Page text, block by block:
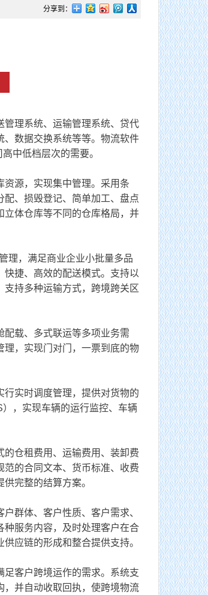
分享到：
理系统、运输管理系统、贷代
、数据交换系统等等。物流软件
中低档层次的需要。
源，实现集中管理。采用条
、损毁登记、简单加工、盘点
立体仓库等不同的仓库格局，并
，满足商业企业小批量多品
捷、高效的配送模式。支持以
持多种运输方式，跨境跨关区
载、多式联运等多项业务需
理，实现门对门，一票到底的物
实时调度管理，提供对货物的
，实现车辆的运行监控、车辆
仓租费用、运输费用、装卸费
的合同文本、货币标准、收费
完整的结算方案。
群体、客户性质、客户需求、
种服务内容，及时处理客户在合
应链的形成和整合提供支持。
客户跨境运作的需求。系统支
，并自动收取回执，使跨境物流